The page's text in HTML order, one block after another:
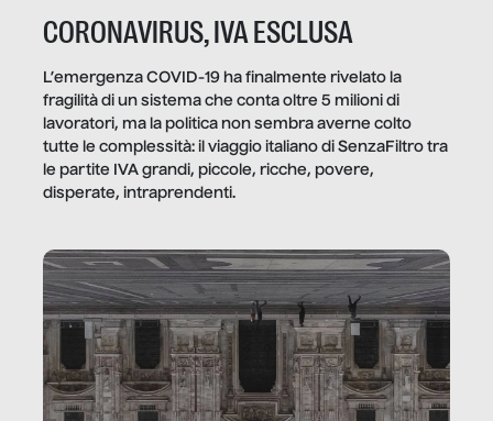
CORONAVIRUS, IVA ESCLUSA
L’emergenza COVID-19 ha finalmente rivelato la
fragilità di un sistema che conta oltre 5 milioni di
lavoratori, ma la politica non sembra averne colto
tutte le complessità: il viaggio italiano di SenzaFiltro tra
le partite IVA grandi, piccole, ricche, povere,
disperate, intraprendenti.